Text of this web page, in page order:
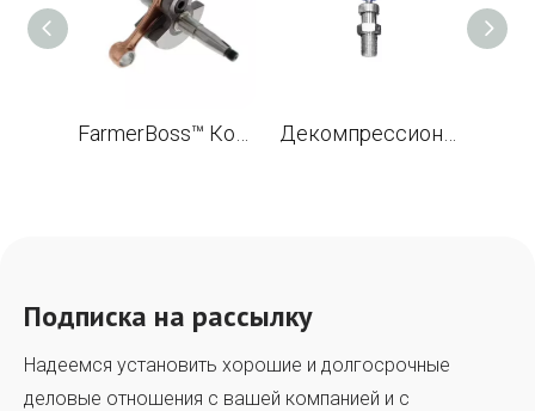
Подписка на рассылку
Надеемся установить хорошие и долгосрочные
деловые отношения с вашей компанией и с